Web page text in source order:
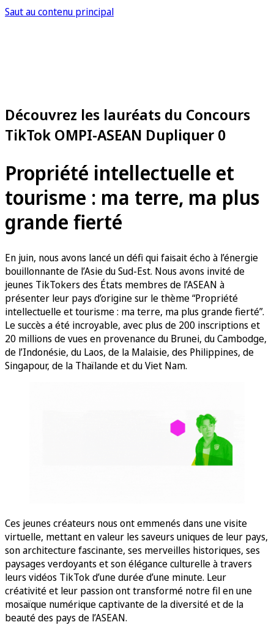
Saut au contenu principal
Découvrez les lauréats du Concours
TikTok OMPI-ASEAN Dupliquer 0
Propriété intellectuelle et
tourisme : ma terre, ma plus
grande fierté
En juin, nous avons lancé un défi qui faisait écho à l’énergie
bouillonnante de l’Asie du Sud-Est. Nous avons invité de
jeunes TikTokers des États membres de l’ASEAN à
présenter leur pays d’origine sur le thème “Propriété
intellectuelle et tourisme : ma terre, ma plus grande fierté”.
Le succès a été incroyable, avec plus de 200 inscriptions et
20 millions de vues en provenance du Brunei, du Cambodge,
de l’Indonésie, du Laos, de la Malaisie, des Philippines, de
Singapour, de la Thaïlande et du Viet Nam.
Ces jeunes créateurs nous ont emmenés dans une visite
virtuelle, mettant en valeur les saveurs uniques de leur pays,
son architecture fascinante, ses merveilles historiques, ses
paysages verdoyants et son élégance culturelle à travers
leurs vidéos TikTok d’une durée d’une minute. Leur
créativité et leur passion ont transformé notre fil en une
mosaïque numérique captivante de la diversité et de la
beauté des pays de l’ASEAN.